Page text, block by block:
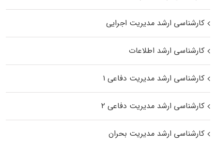
کارشناسی ارشد مدیریت اجرایی
کارشناسی ارشد اطلاعات
کارشناسی ارشد مدیریت دفاعی ۱
کارشناسی ارشد مدیریت دفاعی ۲
کارشناسی ارشد مدیریت بحران